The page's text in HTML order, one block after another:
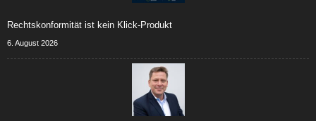
Rechtskonformität ist kein Klick-Produkt
6. August 2026